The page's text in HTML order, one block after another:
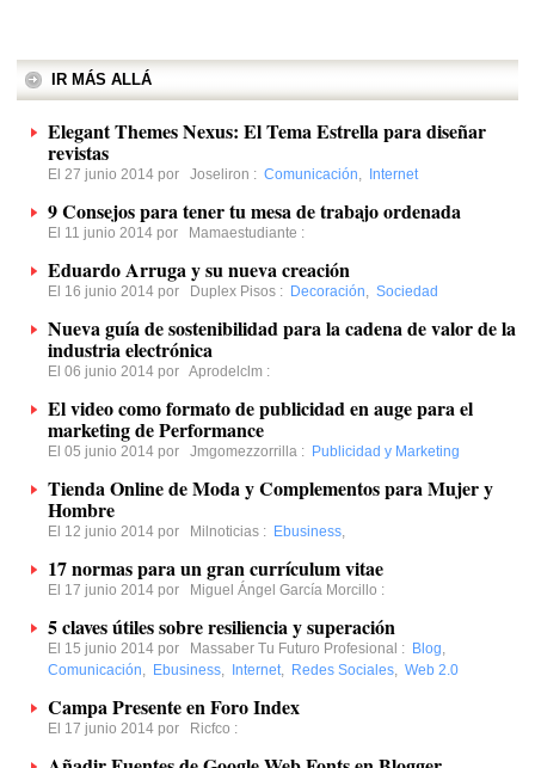
IR MÁS ALLÁ
Elegant Themes Nexus: El Tema Estrella para diseñar
revistas
El 27 junio 2014 por Joseliron : Comunicación, Internet
9 Consejos para tener tu mesa de trabajo ordenada
El 11 junio 2014 por Mamaestudiante :
Eduardo Arruga y su nueva creación
El 16 junio 2014 por Duplex Pisos : Decoración, Sociedad
Nueva guía de sostenibilidad para la cadena de valor de la
industria electrónica
El 06 junio 2014 por Aprodelclm :
El video como formato de publicidad en auge para el
marketing de Performance
El 05 junio 2014 por Jmgomezzorrilla : Publicidad y Marketing
Tienda Online de Moda y Complementos para Mujer y
Hombre
El 12 junio 2014 por Milnoticias : Ebusiness,
17 normas para un gran currículum vitae
El 17 junio 2014 por Miguel Ángel García Morcillo :
5 claves útiles sobre resiliencia y superación
El 15 junio 2014 por Massaber Tu Futuro Profesional : Blog,
Comunicación, Ebusiness, Internet, Redes Sociales, Web 2.0
Campa Presente en Foro Index
El 17 junio 2014 por Ricfco :